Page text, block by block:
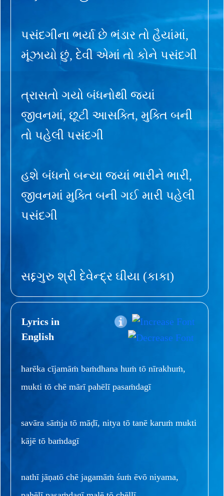
પસંદગીના ભર્યા છે ભંડાર તો હૈયાંમાં,
મૂંઝાયો છું, દેવી એમાં તો કોને પસંદગી
ત્રાસતો ગયો બંધનોથી જ્યાં
જીવનમાં, છૂટી આસક્તિ, મુક્તિ બની
તો પહેલી પસંદગી
હશે બંધનો બન્યા જ્યાં ભારીને ભારી,
જીવનમાં મુક્તિ બની ગઈ મારી પહેલી
પસંદગી
સદ્દગુરુ શ્રી દેવેન્દ્ર ઘીયા (કાકા)
Lyrics in
English
harēka cījamāṁ baṁdhana huṁ tō nīrakhuṁ,
mukti tō chē mārī pahēlī pasaṁdagī
savāra sāṁja tō māḍī, nitya tō tanē karuṁ mukti
kājē tō baṁdagī
nathī jāṇatō chē jagamāṁ śuṁ ēvō niyama,